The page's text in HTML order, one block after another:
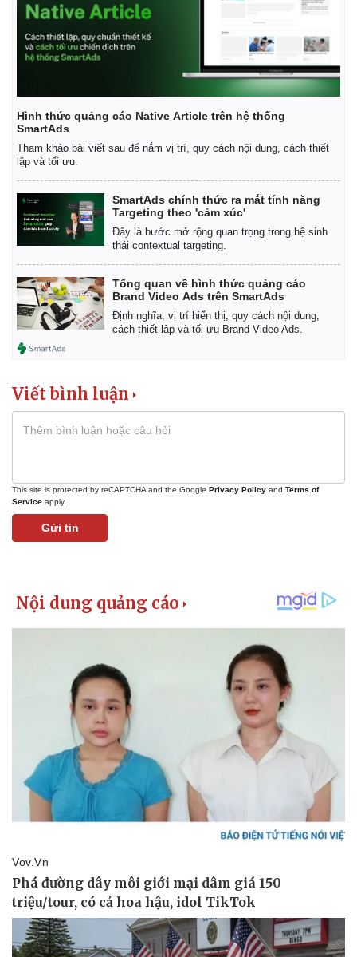
Kinh tế
Bất động sản
Hình thức quảng cáo Native Article trên hệ thống
SmartAds
Tham khảo bài viết sau để nắm vị trí, quy cách nội dung, cách thiết
lập và tối ưu.
SmartAds chính thức ra mắt tính năng
Targeting theo 'cảm xúc'
Đây là bước mở rộng quan trọng trong hệ sinh
thái contextual targeting.
Tổng quan về hình thức quảng cáo
Brand Video Ads trên SmartAds
Định nghĩa, vị trí hiển thị, quy cách nội dung,
cách thiết lập và tối ưu Brand Video Ads.
Viết bình luận
This site is protected by reCAPTCHA and the Google Privacy Policy and Terms of
Service apply.
Gửi tin